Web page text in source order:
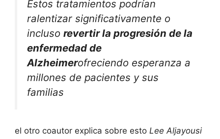
Estos tratamientos podrían
ralentizar significativamente o
incluso revertir la progresión de la
enfermedad de
Alzheimerofreciendo esperanza a
millones de pacientes y sus
familias
el otro coautor explica sobre esto Lee Aljayousi